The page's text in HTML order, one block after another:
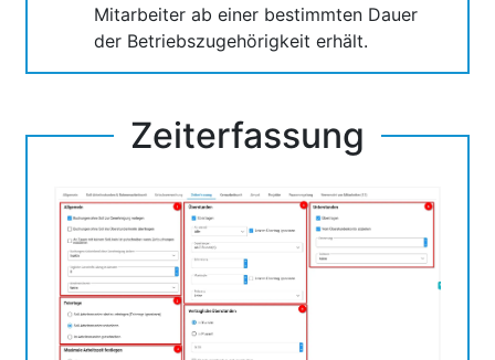
Mitarbeiter ab einer bestimmten Dauer
der Betriebszugehörigkeit erhält.
Zeiterfassung